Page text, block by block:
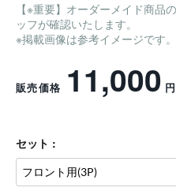
【※重要】オーダーメイド商
ッフが確認いたします。
※掲載画像は参考イメージです
販売価格 11,000 円
セット :